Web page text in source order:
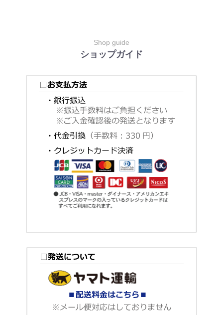
Shop guide
ショップガイド